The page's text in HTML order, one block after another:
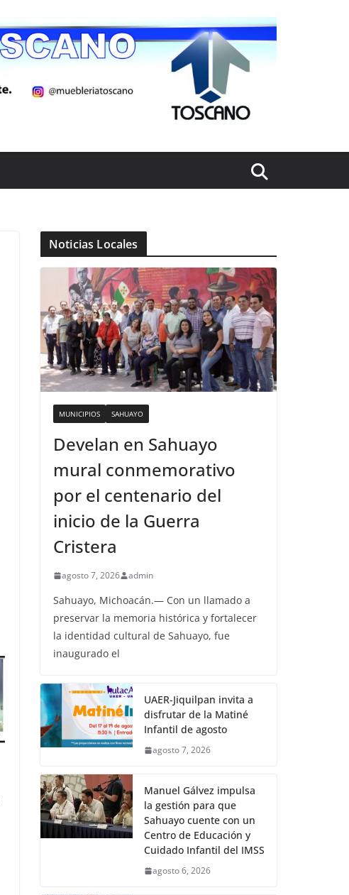
Noticias Locales
MUNICIPIOS SAHUAYO
Develan en Sahuayo
mural conmemorativo
por el centenario del
inicio de la Guerra
Cristera
agosto 7, 2026 admin
Sahuayo, Michoacán.— Con un llamado a
preservar la memoria histórica y fortalecer
la identidad cultural de Sahuayo, fue
inaugurado el
UAER-Jiquilpan invita a
disfrutar de la Matiné
Infantil de agosto
agosto 7, 2026
Manuel Gálvez impulsa
la gestión para que
Sahuayo cuente con un
Centro de Educación y
Cuidado Infantil del IMSS
agosto 6, 2026